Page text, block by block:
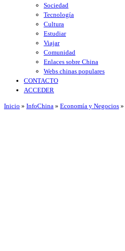
Sociedad
Tecnología
Cultura
Estudiar
Viajar
Comunidad
Enlaces sobre China
Webs chinas populares
CONTACTO
ACCEDER
Inicio » InfoChina » Economía y Negocios »